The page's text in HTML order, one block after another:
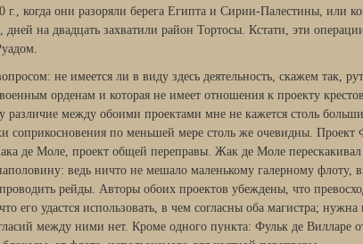
г., когда они разо­ряли берега Египта и Сирии-Палестины, или
дней на двадцать захватили район Тортосы. Кстати, эти
не имеется ли в виду здесь деятельность, скажем так,
орденам и которая не имеет отношения к проекту
раз­личие между обоими проектами мне не кажется столь
соприкосновения по меньшей мере столь же очевидны.
де Моле, проект общей переправы. Жак де Моле перескакивал
ведь ничто не мешало маленькому галерному флоту,
рейды. Авторы обоих проектов убеж­дены, что
его удастся использовать, в чем согласны оба магистра;
между ними нет. Кроме одного пункта: Фульк де Вилла­ре